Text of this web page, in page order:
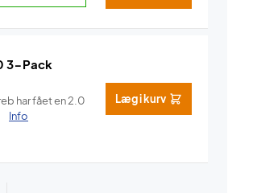
3-Pack
har fået en 2.0
Info
Læg i kurv